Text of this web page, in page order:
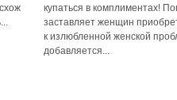
купаться в комплиментах!
заставляет женщин
к излюбленной женской
добавляется...